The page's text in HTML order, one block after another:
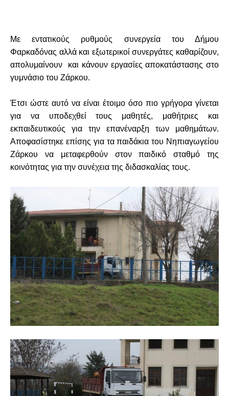
Με εντατικούς ρυθμούς συνεργεία του Δήμου
Φαρκαδόνας αλλά και εξωτερικοί συνεργάτες καθαρίζουν,
απολυμαίνουν και κάνουν εργασίες αποκατάστασης στο
γυμνάσιο του Ζάρκου.
Έτσι ώστε αυτό να είναι έτοιμο όσο πιο γρήγορα γίνεται
για να υποδεχθεί τους μαθητές, μαθήτριες και
εκπαιδευτικούς για την επανέναρξη των μαθημάτων.
Αποφασίστηκε επίσης για τα παιδάκια του Νηπιαγωγείου
Ζάρκου να μεταφερθούν στον παιδικό σταθμό της
κοινότητας για την συνέχεια της διδασκαλίας τους.